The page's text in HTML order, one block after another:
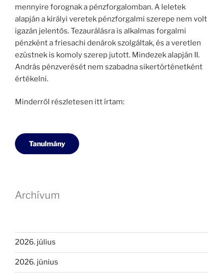
mennyire forognak a pénzforgalomban. A leletek
alapján a királyi veretek pénzforgalmi szerepe nem volt
igazán jelentős. Tezaurálásra is alkalmas forgalmi
pénzként a friesachi denárok szolgáltak, és a veretlen
ezüstnek is komoly szerep jutott. Mindezek alapján II.
András pénzverését nem szabadna sikertörténetként
értékelni.
Minderről részletesen itt írtam:
Tanulmány
Archívum
2026. július
2026. június